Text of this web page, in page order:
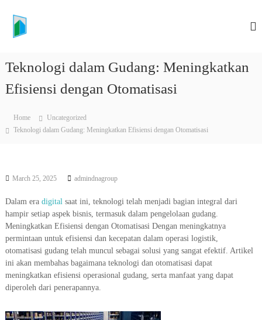
T
R
A
T
O
E
B
A
N
G
U
N
A
G
Teknologi dalam Gudang: Meningkatkan
Efisiensi dengan Otomatisasi
Home
Uncategorized
Teknologi dalam Gudang: Meningkatkan Efisiensi dengan Otomatisasi
March 25, 2025 admindnagroup
Dalam era digitalsaat ini, teknologi telah menjadi bagian integral dari
hampir setiap aspek bisnis, termasuk dalam pengelolaan gudang.
Meningkatkan Efisiensi dengan Otomatisasi Dengan meningkatnya
permintaan untuk efisiensi dan kecepatan dalam operasi logistik,
otomatisasi gudang telah muncul sebagai solusi yang sangat efektif. Artikel
ini akan membahas bagaimana teknologi dan otomatisasi dapat
meningkatkan efisiensi operasional gudang, serta manfaat yang dapat
diperoleh dari penerapannya.